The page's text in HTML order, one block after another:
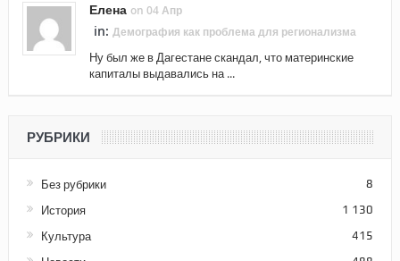
Елена on 04 Апр
in: Демография как проблема для регионализма
Ну был же в Дагестане скандал, что материнские
капиталы выдавались на ...
РУБРИКИ
Без рубрики 8
История 1 130
Культура 415